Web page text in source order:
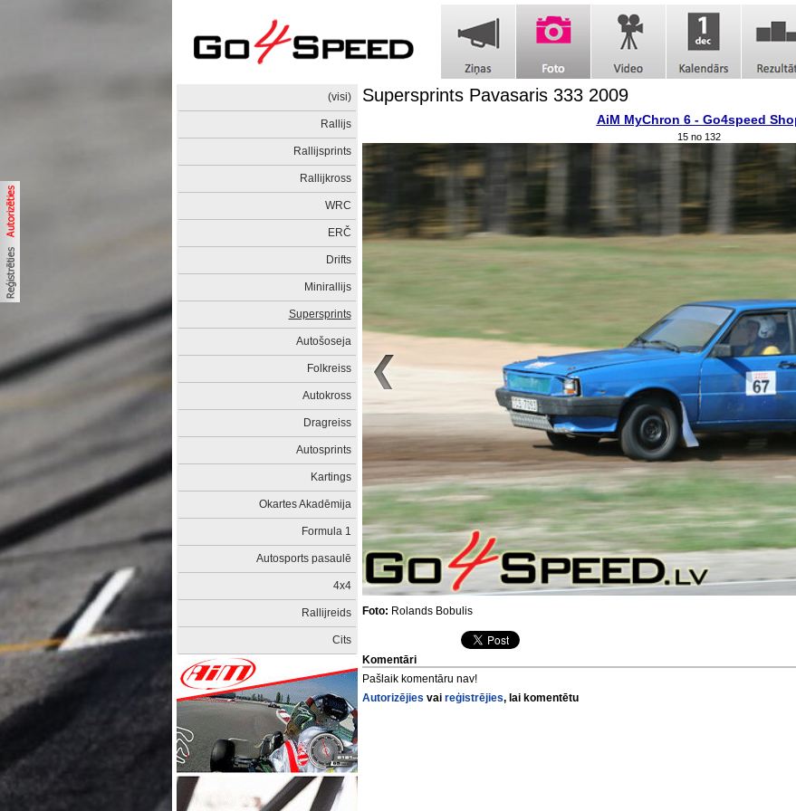
(visi)
Rallijs
Rallijsprints
Rallijkross
WRC
ERČ
Drifts
Minirallijs
Supersprints
Autošoseja
Folkreiss
Autokross
Dragreiss
Autosprints
Kartings
Okartes Akadēmija
Formula 1
Autosports pasaulē
4x4
Rallijreids
Cits
Supersprints Pavasaris 333 2009
AiM MyChron 6 - Go4speed
15 no 132
Foto: Rolands Bobulis
Komentāri
Pašlaik komentāru nav!
Autorizējies vai reģistrējies, lai komentētu